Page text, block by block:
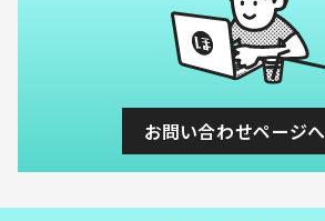
お問い合わせページへ